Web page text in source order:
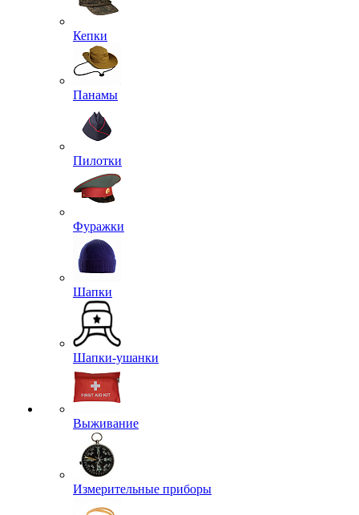
Кепки
Панамы
Пилотки
Фуражки
Шапки
Шапки-ушанки
Выживание
Измерительные приборы